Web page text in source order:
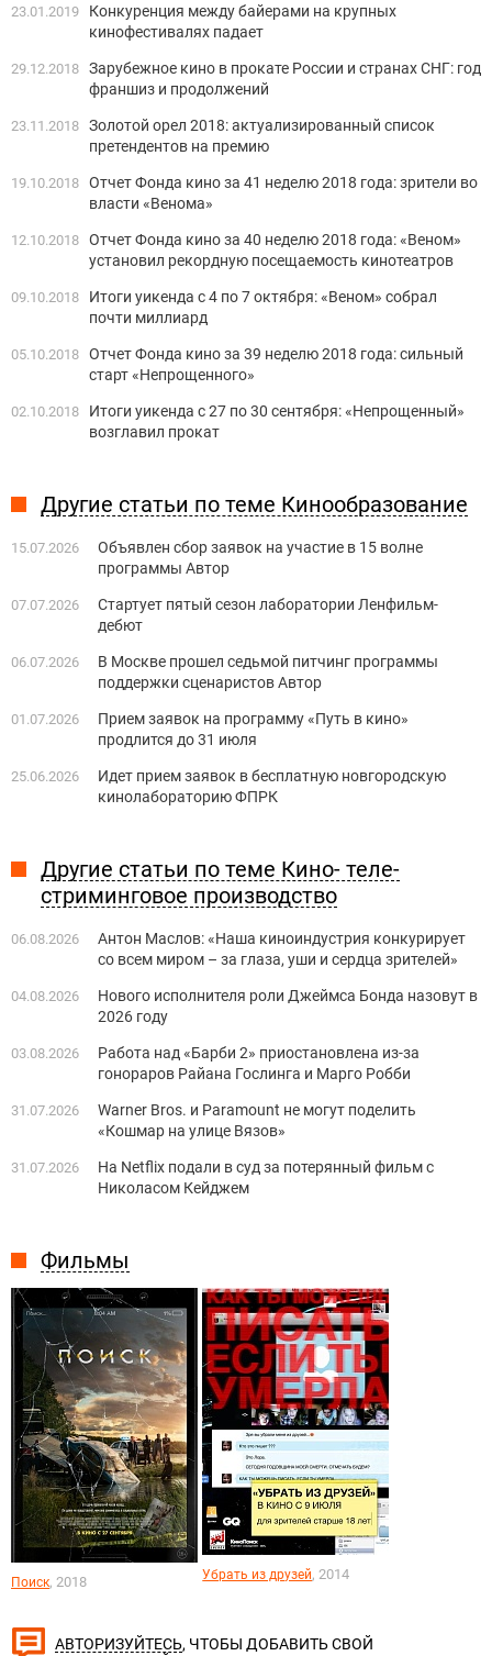
Фильмы
Поиск, 2018 Убрать из друзей, 2014
23.01.2019
Конкуренция между байерами на крупных
кинофестивалях падает
29.12.2018 Зарубежное кино в прокате России и странах СНГ: год
франшиз и продолжений
23.11.2018 Золотой орел 2018: актуализированный список
претендентов на премию
19.10.2018 Отчет Фонда кино за 41 неделю 2018 года: зрители во
власти «Венома»
12.10.2018 Отчет Фонда кино за 40 неделю 2018 года: «Веном»
установил рекордную посещаемость кинотеатров
09.10.2018
Итоги уикенда с 4 по 7 октября: «Веном» собрал
почти миллиард
05.10.2018 Отчет Фонда кино за 39 неделю 2018 года: сильный
старт «Непрощенного»
02.10.2018
Итоги уикенда с 27 по 30 сентября: «Непрощенный»
возглавил прокат
Другие статьи по теме Кинообразование
15.07.2026
Объявлен сбор заявок на участие в 15 волне
программы Автор
07.07.2026
Стартует пятый сезон лаборатории Ленфильм-
дебют
06.07.2026
В Москве прошел седьмой питчинг программы
поддержки сценаристов Автор
01.07.2026
Прием заявок на программу «Путь в кино»
продлится до 31 июля
25.06.2026
Идет прием заявок в бесплатную новгородскую
кинолабораторию ФПРК
Другие статьи по теме Кино- теле-
стриминговое производство
06.08.2026
Антон Маслов: «Наша киноиндустрия конкурирует
со всем миром – за глаза, уши и сердца зрителей»
04.08.2026
Нового исполнителя роли Джеймса Бонда назовут в
2026 году
03.08.2026
Работа над «Барби 2» приостановлена из-за
гонораров Райана Гослинга и Марго Робби
31.07.2026
Warner Bros. и Paramount не могут поделить
«Кошмар на улице Вязов»
31.07.2026
На Netflix подали в суд за потерянный фильм с
Николасом Кейджем
АВТОРИЗУЙТЕСЬ, ЧТОБЫ ДОБАВИТЬ СВОЙ